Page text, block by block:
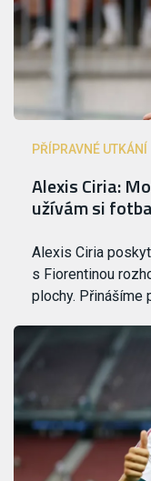
PŘÍPRAVNÉ UTKÁNÍ
Alexis Ciria:
užívám si
Alexis Ciria
s Fiorentinou
plochy. Přinášíme